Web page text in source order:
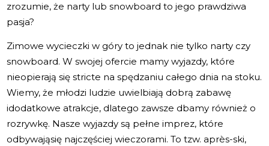
zrozumie, że narty lub snowboard to jego prawdziwa
pasja?
Zimowe wycieczki w góry to jednak nie tylko narty czy
snowboard. W swojej ofercie mamy wyjazdy, które
nieopierają się stricte na spędzaniu całego dnia na stoku.
Wiemy, że młodzi ludzie uwielbiają dobrą zabawę
idodatkowe atrakcje, dlatego zawsze dbamy również o
rozrywkę. Nasze wyjazdy są pełne imprez, które
odbywająsię najczęściej wieczorami. To tzw. après-ski,